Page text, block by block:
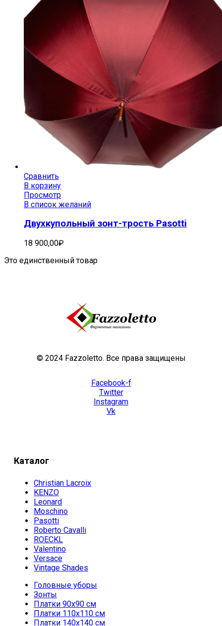
Сравнить
В корзину
Просмотр
В список желаний
Двухкупольный зонт-трость Pasotti
18 900,00₽
Это единственный товар
© 2024 Fazzoletto. Все права защищены
Facebook-f
Twitter
Instagram
Vk
Каталог
Christian Lacroix
KENZO
Leonard
Moschino
Pasotti
Roberto Cavalli
ROECKL
Valentino
Versace
Vintage Shades
Головные уборы
Зонты
Платки 90х90 см
Платки 110х110 см
Платки 140х140 см